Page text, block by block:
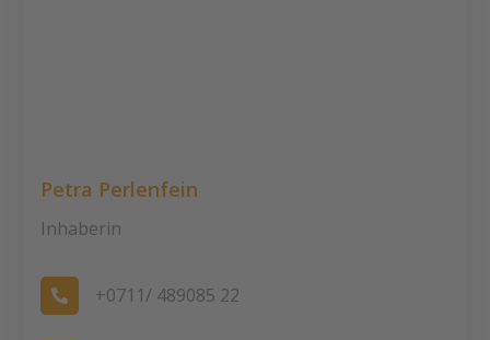
Petra Perlenfein
Inhaberin
 +0711/ 489085 22